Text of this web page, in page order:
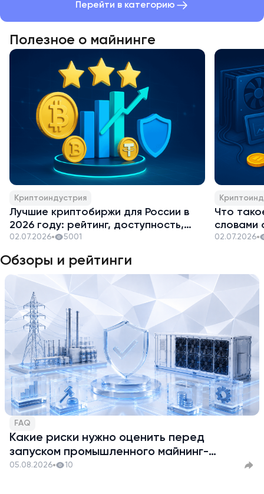
Перейти в категорию
Полезное о майнинге
Криптоиндустрия
Лучшие криптобиржи для России в
2026 году: рейтинг, доступность,
безопасность
02.07.2026 5001
Что
словами
02.07.2026
Обзоры и рейтинги
FAQ
Какие риски нужно оценить перед
запуском промышленного майнинг-
проекта
05.08.2026 10